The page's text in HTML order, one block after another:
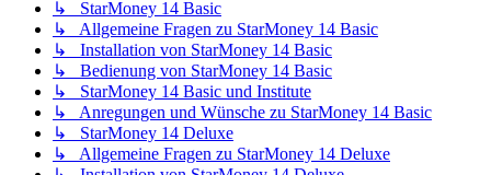
↳ StarMoney 14 Basic
↳ Allgemeine Fragen zu StarMoney 14 Basic
↳ Installation von StarMoney 14 Basic
↳ Bedienung von StarMoney 14 Basic
↳ StarMoney 14 Basic und Institute
↳ Anregungen und Wünsche zu StarMoney 14 Basic
↳ StarMoney 14 Deluxe
↳ Allgemeine Fragen zu StarMoney 14 Deluxe